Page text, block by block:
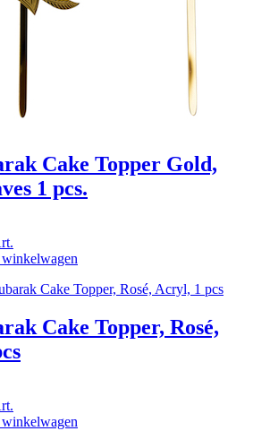
Cake Topper Gold,
1 pcs.
winkelwagen
Cake Topper, Rosé,
winkelwagen